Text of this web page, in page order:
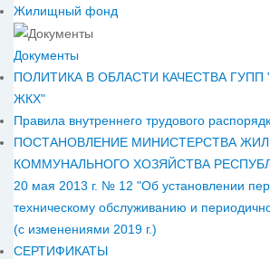
Жилищный фонд
Документы
ПОЛИТИКА В ОБЛАСТИ КАЧЕСТВА ГУПП
ЖКХ"
Правила внутреннего трудового
ПОСТАНОВЛЕНИЕ МИНИСТЕРСТВА
КОММУНАЛЬНОГО ХОЗЯЙСТВА
20 мая 2013 г. № 12 "Об установлении
техническому обслуживанию и
(с изменениями 2019 г.)
СЕРТИФИКАТЫ